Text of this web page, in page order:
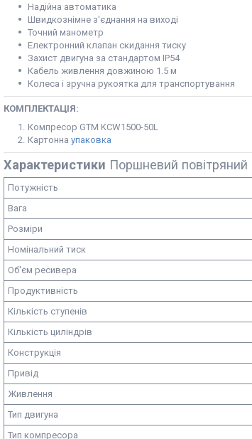
Надійна автоматика
Швидкознімне з'єднання на виході
Точний манометр
Електронний клапан скидання тиску
Захист двигуна за стандартом IP54
Кабель живлення довжиною 1.5 м
Колеса і зручна рукоятка для транспортування
КОМПЛЕКТАЦІЯ:
Компресор GTM KCW1500-50L
Картонна упаковка
Характеристики Поршневий
Потужність
Вага
Розміри
Номінальний тиск
Об'єм ресивера
Продуктивність
Кількість ступенів
Кількість циліндрів
Конструкція
Привід
Живлення
Тип двигуна
Тип компресора